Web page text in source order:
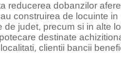
reducerea dobanzilor
construirea de locuinte
de judet, precum si in alte
destinate
clientii bancii